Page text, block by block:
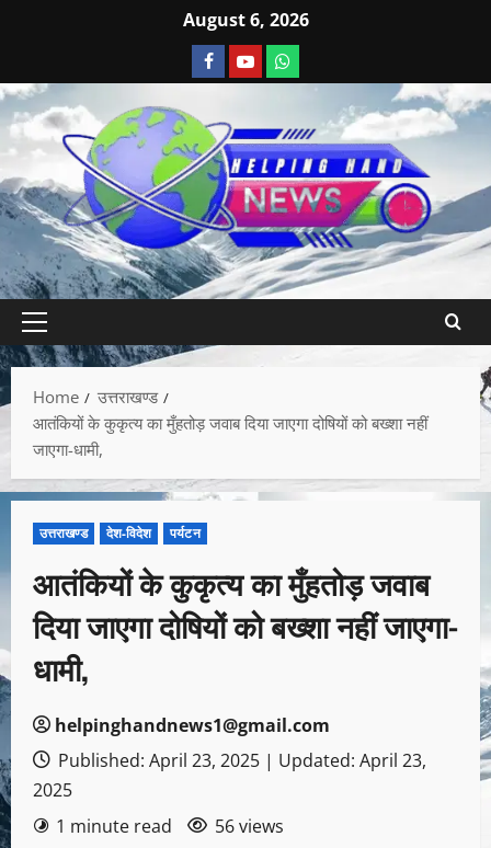
August 6, 2026
Home
उत्तराखण्ड
आतंकियों के कुकृत्य का मुँहतोड़ जवाब दिया जाएगा दोषियों को बख्शा नहीं
जाएगा-धामी,
उत्तराखण्ड देश-विदेश पर्यटन
आतंकियों के कुकृत्य का मुँहतोड़ जवाब
दिया जाएगा दोषियों को बख्शा नहीं जाएगा-
धामी,
helpinghandnews1@gmail.com
Published: April 23, 2025 | Updated: April 23,
2025
1 minute read
56 views